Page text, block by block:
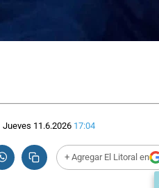
Jueves 11.6.2026 17:04
+ Agregar El Litoral en